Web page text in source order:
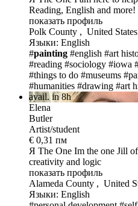
Reading, English and more!
показать профиль
Polk County , United States
Языки: English
#painting #english #art
#reading #sociology #iowa
#things to do #museums
#humanities #drawing #art
avail. in 8h
Elena
Butler
Artist/student
€ 0,31 пм
Я The One Im the one Jill
creativity and logic
показать профиль
Alameda County , United
Языки: English